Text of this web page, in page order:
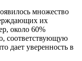
множество
их
около 60%
соответствующую
дает уверенность в